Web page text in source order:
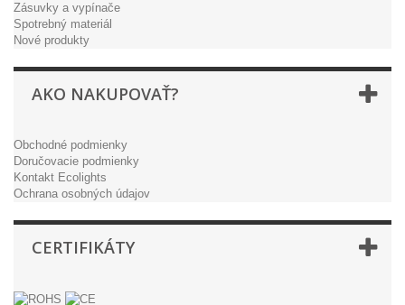
Zásuvky a vypínače
Spotrebný materiál
Nové produkty
AKO NAKUPOVAŤ?
Obchodné podmienky
Doručovacie podmienky
Kontakt Ecolights
Ochrana osobných údajov
CERTIFIKÁTY